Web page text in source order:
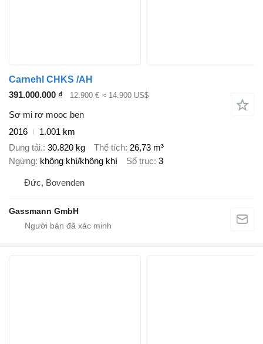
Carnehl CHKS /AH
391.000.000 ₫
12.900 € ≈ 14.900 US$
Sơ mi rơ mooc ben
2016
1.001 km
Dung tải. 30.820 kg Thể tích 26,73 m³
Ngừng không khí/không khí Số trục 3
Đức, Bovenden
Gassmann GmbH